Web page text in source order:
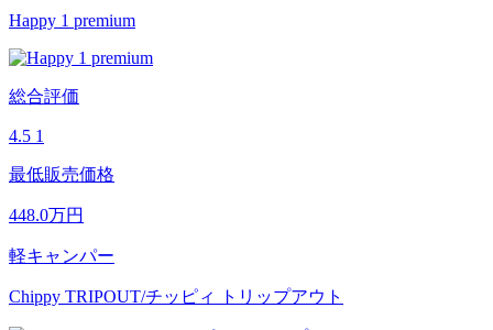
Happy 1 premium
総合評価
4.5 1
最低販売価格
448.0万円
軽キャンパー
Chippy TRIPOUT/チッピィ トリップアウト